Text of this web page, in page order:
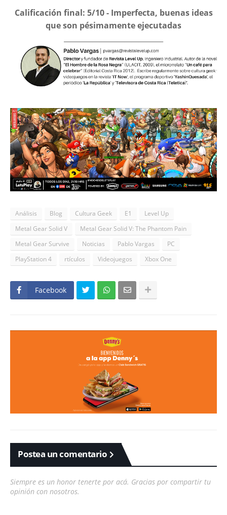
Calificación final: 5/10 - Imperfecta, buenas ideas
que son pésimamente ejecutadas
Análisis Blog Cultura Geek E1
Level Up
Metal Gear Solid V
Metal Gear Solid V: The Phantom Pain
Metal Gear Survive
Noticias Pablo Vargas
PC
PlayStation 4
rtículos Videojuegos Xbox One
Facebook
Postea un comentario
Siempre es un honor tenerte por acá. Gracias por compartir tu
opinión con nosotros.